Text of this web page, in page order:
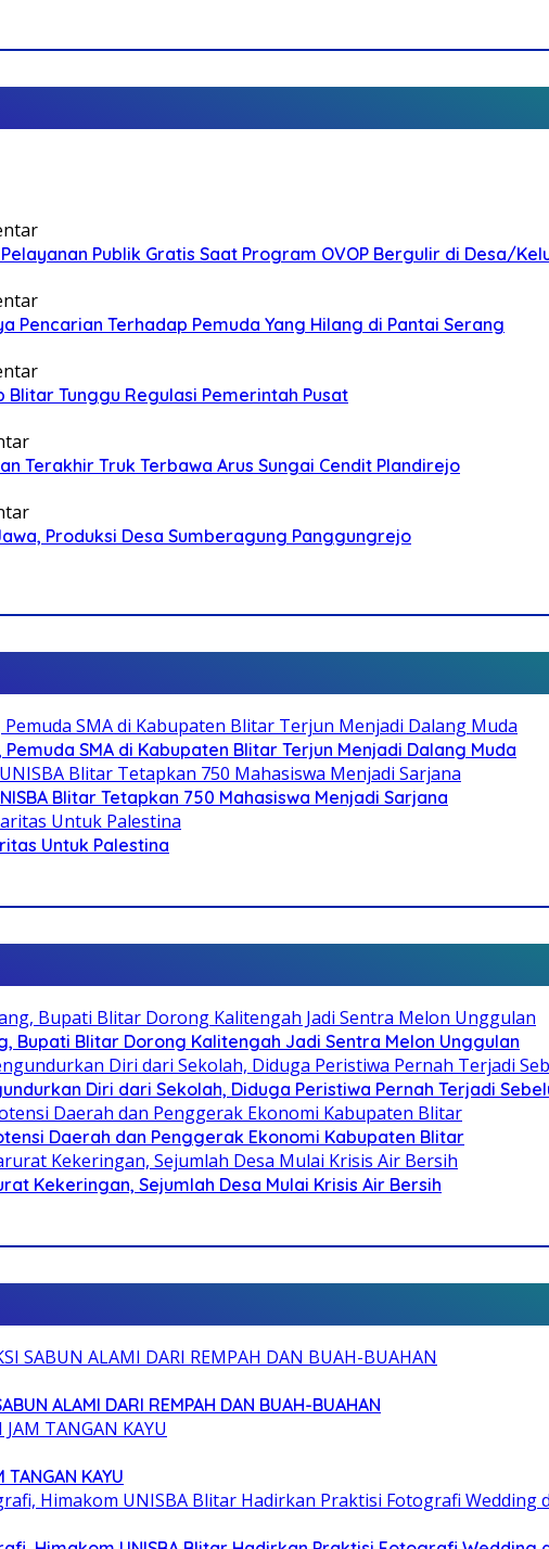
Publik Gratis Saat Program OVOP Bergulir di Desa/
Pencarian Terhadap Pemuda Yang Hilang di Pantai Serang
Blitar Tunggu Regulasi Pemerintah Pusat
Terakhir Truk Terbawa Arus Sungai Cendit Plandirejo
Produksi Desa Sumberagung Panggungrejo
SMA di Kabupaten Blitar Terjun Menjadi Dalang Muda
Blitar Tetapkan 750 Mahasiswa Menjadi Sarjana
Untuk Palestina
Bupati Blitar Dorong Kalitengah Jadi Sentra Melon Unggulan
Diri dari Sekolah, Diduga Peristiwa Pernah Terjadi
Daerah dan Penggerak Ekonomi Kabupaten Blitar
Kekeringan, Sejumlah Desa Mulai Krisis Air Bersih
ALAMI DARI REMPAH DAN BUAH-BUAHAN
TANGAN KAYU